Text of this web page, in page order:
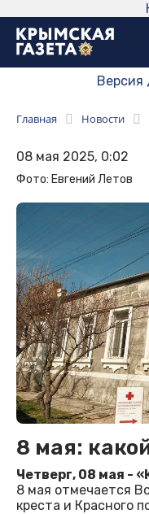
Версия
Главная Новости
08 мая 2025, 0:02
Фото: Евгений Летов
8 мая:
Четверг, 08 мая -
8 мая отмечается
креста и Красного